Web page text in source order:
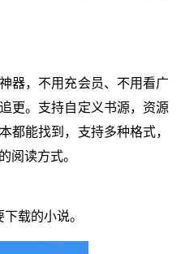
器，不用充会员、不用看广
更。支持自定义书源，资源
都能找到，支持多种格式，
阅读方式。
载的小说。